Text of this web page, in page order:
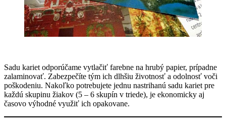
Sadu kariet odporúčame vytlačiť farebne na hrubý papier, prípadne
zalaminovať. Zabezpečíte tým ich dlhšiu životnosť a odolnosť voči
poškodeniu. Nakoľko potrebujete jednu nastrihanú sadu kariet pre
každú skupinu žiakov (5 – 6 skupín v triede), je ekonomicky aj
časovo výhodné využiť ich opakovane.